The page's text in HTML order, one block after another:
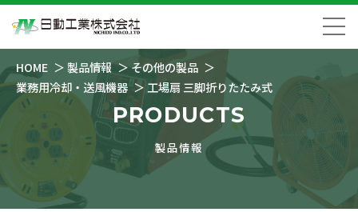
HOME 製品情報
その他の製品
業務用冷却・送風機器
工場扇 三脚折りたたみ式
PRODUCTS
製品情報